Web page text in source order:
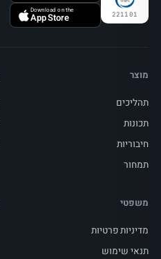
221101
Download on the
App Store
מוצר
תהליכים
תכונות
חיבוריות
תמחור
משפטי
מדיניות פרטיות
תנאי שימוש